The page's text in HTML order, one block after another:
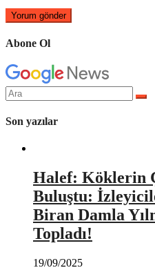
Abone Ol
Arama
yap:
Son yazılar
Halef: Köklerin
Buluştu:
Biran Damla
Topladı!
19/09/2025